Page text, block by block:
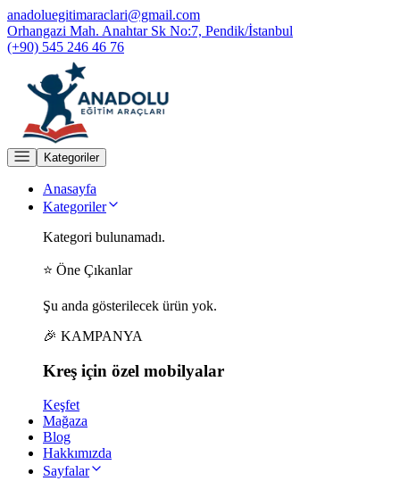
anadoluegitimaraclari@gmail.com
Orhangazi Mah. Anahtar Sk No:7, Pendik/İstanbul
(+90) 545 246 46 76
Kategoriler
Anasayfa
Kategoriler
Kategori bulunamadı.
⭐ Öne Çıkanlar
Şu anda gösterilecek ürün yok.
🎉 KAMPANYA
Kreş için özel mobilyalar
Keşfet
Mağaza
Blog
Hakkımızda
Sayfalar